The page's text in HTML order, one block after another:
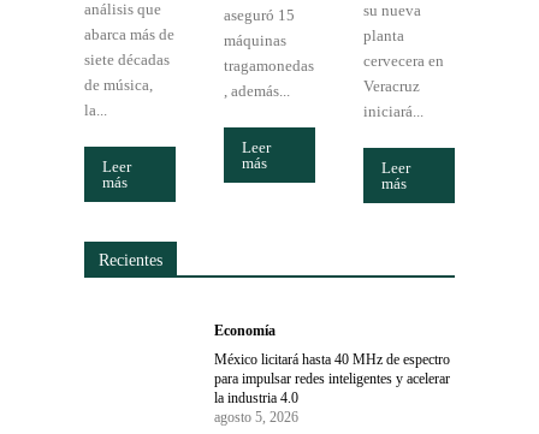
análisis que
abarca más de
siete décadas
de música,
la...
Leer
más
aseguró 15
máquinas
tragamonedas
, además...
Leer
más
su nueva
planta
cervecera en
Veracruz
iniciará...
Leer
más
Recientes
Economía
México licitará hasta 40 MHz de espectro
para impulsar redes inteligentes y acelerar
la industria 4.0
agosto 5, 2026